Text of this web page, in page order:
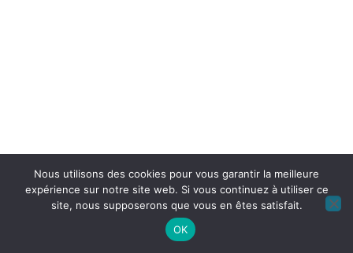
Nous utilisons des cookies pour vous garantir la meilleure
expérience sur notre site web. Si vous continuez à utiliser ce
site, nous supposerons que vous en êtes satisfait.
OK